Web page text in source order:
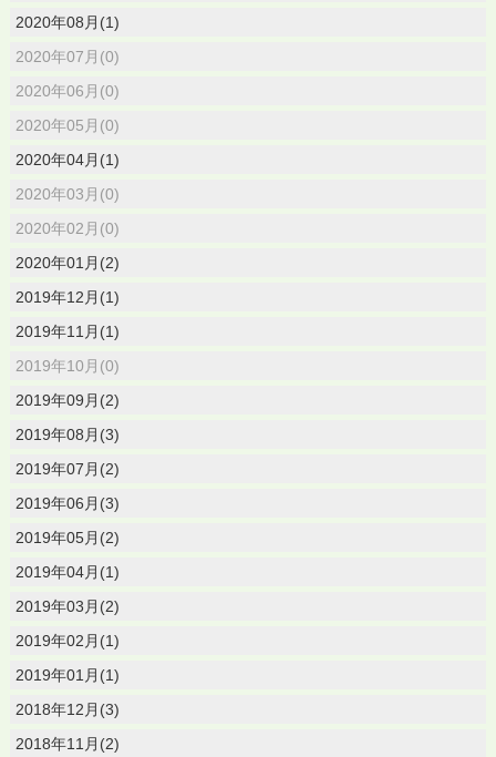
2020年08月(1)
2020年07月(0)
2020年06月(0)
2020年05月(0)
2020年04月(1)
2020年03月(0)
2020年02月(0)
2020年01月(2)
2019年12月(1)
2019年11月(1)
2019年10月(0)
2019年09月(2)
2019年08月(3)
2019年07月(2)
2019年06月(3)
2019年05月(2)
2019年04月(1)
2019年03月(2)
2019年02月(1)
2019年01月(1)
2018年12月(3)
2018年11月(2)